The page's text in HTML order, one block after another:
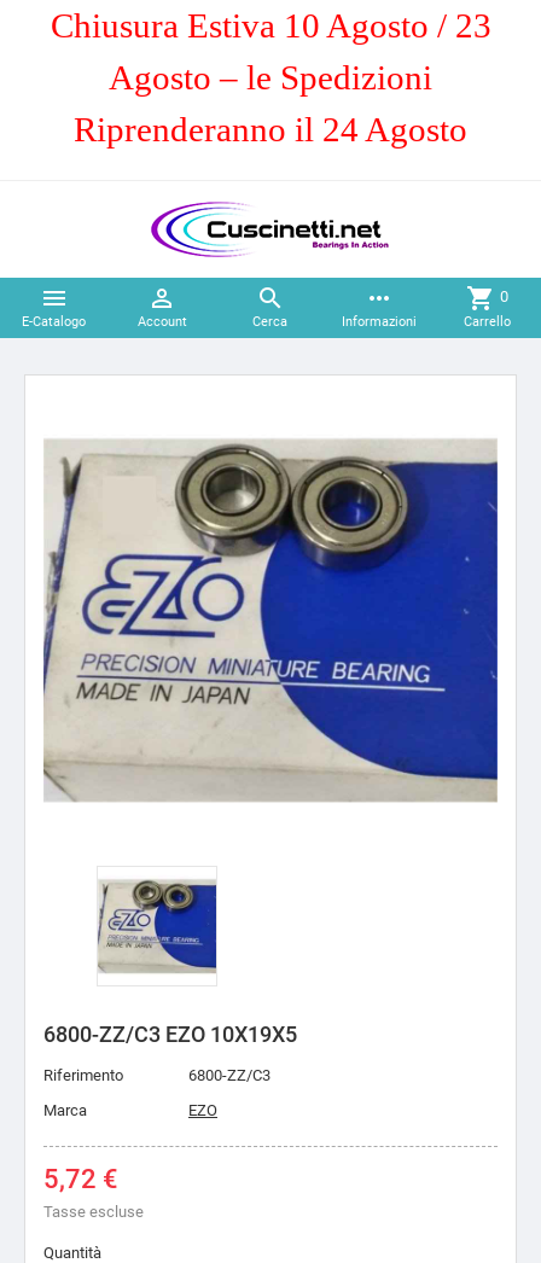
Chiusura Estiva 10 Agosto / 23
Agosto – le Spedizioni
Riprenderanno il 24 Agosto

E-Catalogo

Account

Cerca
more_horiz
Informazioni
shopping_cart 0
Carrello
6800-ZZ/C3 EZO 10X19X5
Riferimento
6800-ZZ/C3
Marca
EZO
5,72 €
Tasse escluse
Quantità